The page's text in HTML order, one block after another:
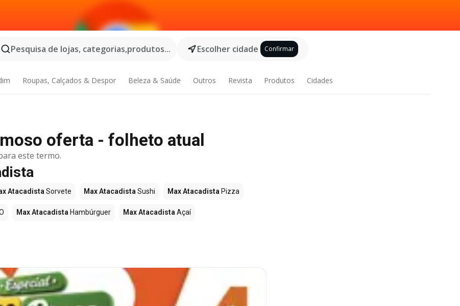
Pesquisa de lojas, categorias,produtos...
Escolher cidade Confirmar
Roupas, Calçados & Despor Beleza & Saúde Outros Revista Produtos Cidades
oferta - folheto atual
este termo.
Atacadista Sorvete Max Atacadista Sushi Max Atacadista Pizza
Max Atacadista Hambúrguer Max Atacadista Açaí